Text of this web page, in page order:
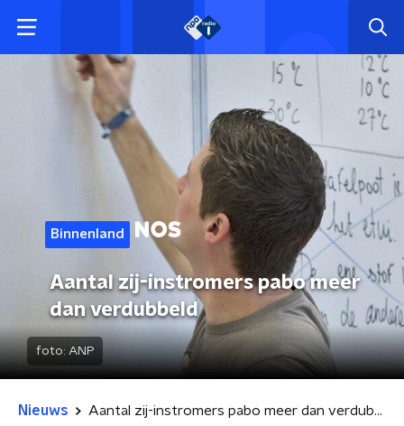
Binnenland
Aantal zij-instromers pabo meer
dan verdubbeld
foto: ANP
Nieuws Aantal zij-instromers pabo meer dan verdubbeld